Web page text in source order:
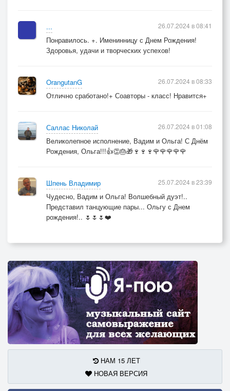
...
Понравилось. +. Именинницу с Днем Рождения!
Здоровья, удачи и творческих успехов!
26.07.2024 в 08:41
OrangutanG
Отлично сработано!+ Соавторы - класс! Нравится+
26.07.2024 в 08:33
Саллас Николай
Великолепное исполнение, Вадим и Ольга! С Днём
Рождения, Ольга!!!👍👏🎂🎁🍷🍷🍷🌹🌹🌹🌹🌹
26.07.2024 в 01:08
Шпень Владимир
Чудесно, Вадим и Ольга! Волшебный дуэт!..
Представил танцующие пары... Ольгу с Днем
рождения!.. 🌷🌷🌷❤️
25.07.2024 в 23:39
НАМ 15 ЛЕТ
НОВАЯ ВЕРСИЯ